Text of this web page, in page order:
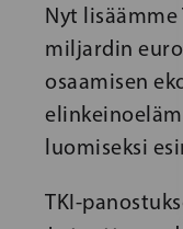
Nyt
miljardin
osaamisen
luomiseksi
TKI-